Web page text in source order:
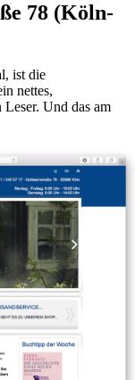
78 (Köln-
ist die
nettes,
Leser. Und das am